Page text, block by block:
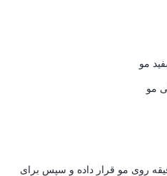
مو
مو
مدت ۴۵ دقیقه روی مو قرار داده و سپس برای